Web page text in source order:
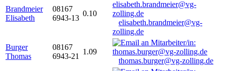
Brandmeier
Elisabeth
08167
6943-13
0.10
elisabeth.brandmeier@vg-
zolling.de
Burger
Thomas
08167
6943-21
1.09
thomas.burger@vg-zolling.de